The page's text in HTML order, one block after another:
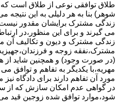
طلاق توافقی نوعی از طلاق است
شوهر) بنا به هر دلیلی به این نتیجه
زندگی مشترک برایشان مقدور
می گیرند و برای این منظور،در
زندگی مشترک و دیون و تکالیف آن
مشترک،نفقه زوجه و
(در صورت وجود) و همچنین شاید از
مهریه،با یکدیگر به تفاهم و توافق
مورد آن تفاهم دارند برای دادگاه
در گواهی عدم امکان سازش که از
شود،موارد توافق شده زوجین قید